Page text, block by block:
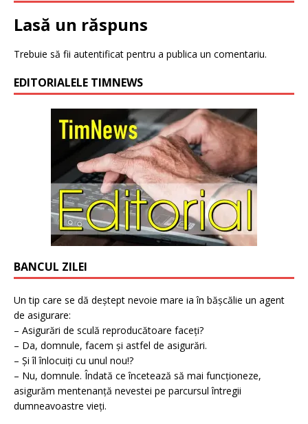
Lasă un răspuns
Trebuie să fii autentificat pentru a publica un comentariu.
EDITORIALELE TIMNEWS
BANCUL ZILEI
Un tip care se dă deștept nevoie mare ia în bășcălie un agent
de asigurare:
– Asigurări de sculă reproducătoare faceți?
– Da, domnule, facem și astfel de asigurări.
– Și îl înlocuiți cu unul nou!?
– Nu, domnule. Îndată ce încetează să mai funcționeze,
asigurăm mentenanță nevestei pe parcursul întregii
dumneavoastre vieți.